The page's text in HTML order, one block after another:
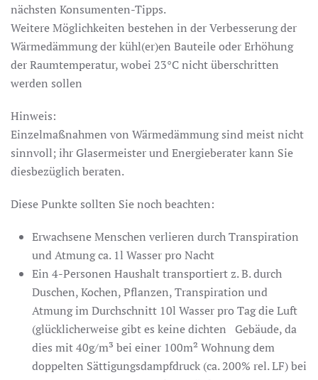
nächsten Konsumenten-Tipps.
Weitere Möglichkeiten bestehen in der Verbesserung der
Wärmedämmung der kühl(er)en Bauteile oder Erhöhung
der Raumtemperatur, wobei 23°C nicht überschritten
werden sollen
Hinweis:
Einzelmaßnahmen von Wärmedämmung sind meist nicht
sinnvoll; ihr Glasermeister und Energieberater kann Sie
diesbezüglich beraten.
Diese Punkte sollten Sie noch beachten:
Erwachsene Menschen verlieren durch Transpiration
und Atmung ca. 1l Wasser pro Nacht
Ein 4-Personen Haushalt transportiert z. B. durch
Duschen, Kochen, Pflanzen, Transpiration und
Atmung im Durchschnitt 10l Wasser pro Tag die Luft
(glücklicherweise gibt es keine dichten Gebäude, da
dies mit 40g/m³ bei einer 100m² Wohnung dem
doppelten Sättigungsdampfdruck (ca. 200% rel. LF) bei